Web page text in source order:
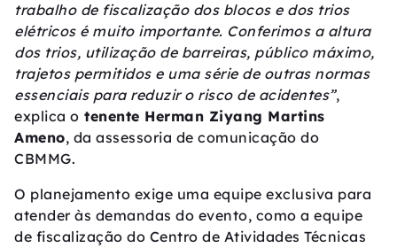
trabalho de fiscalização dos blocos e dos trios
elétricos é muito importante. Conferimos a altura
dos trios, utilização de barreiras, público máximo,
trajetos permitidos e uma série de outras normas
essenciais para reduzir o risco de acidentes”,
explica o tenente Herman Ziyang Martins
Ameno, da assessoria de comunicação do
CBMMG.
O planejamento exige uma equipe exclusiva para
atender às demandas do evento, como a equipe
de fiscalização do Centro de Atividades Técnicas